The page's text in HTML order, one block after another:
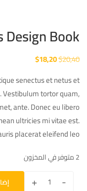
Design Book
$20,40
$18,20
senectus et netus et
tortor quam,
ante. Donec eu libero
ultricies mi vitae est.
placerat eleifend leo.
2 متوفر في المخزون
-
+